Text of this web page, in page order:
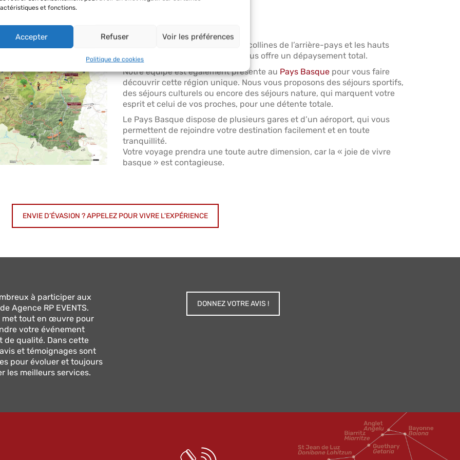
et fonctions.
Accepter Refuser Voir les préférences
Politique de cookies
Séjour Haut de Gamme
Entre l’immensité de l’océan, les collines de l’arrière-pays et les hauts
sommets pyrénéens, la région vous offre un dépaysement total.
Notre équipe est également présente au Pays Basque pour vous faire
découvrir cette région unique. Nous vous proposons des séjours sportifs,
des séjours culturels ou encore des séjours nature, qui marquent votre
esprit et celui de vos proches, pour une détente totale.
Le Pays Basque dispose de plusieurs gares et d’un aéroport, qui vous
permettent de rejoindre votre destination facilement et en toute
tranquillité.
Votre voyage prendra une toute autre dimension, car la « joie de vivre
basque » est contagieuse.
ENVIE D’ÉVASION ? APPELEZ POUR VIVRE L'EXPÉRIENCE
à participer aux
Agence RP EVENTS.
met tout en œuvre pour
votre événement
de qualité. Dans cette
et témoignages sont
pour évoluer et toujours
les meilleurs services.
DONNEZ VOTRE AVIS !